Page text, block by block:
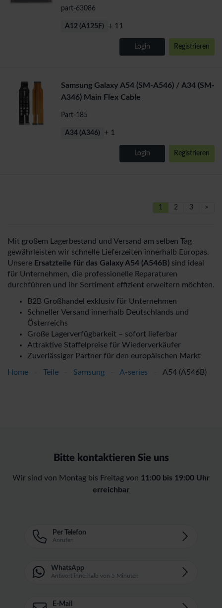
part-63086
A12 (A125F) + 11
Login Registrieren
Samsung Galaxy A54 (SM-A546) / A34 (SM-
A346) Main Flex Cable
Part-185
A34 (A346) + 1
Login Registrieren
1 2 3 >
Mit großem Lagerbestand und Versand am selben Tag
gewährleisten wir schnelle Lieferzeiten innerhalb Europas.
Unsere Ersatzteile für das Galaxy A54 (A546B) sind ideal
für Unternehmen, die professionelle Reparaturen
durchführen und ihr Sortiment effizient erweitern möchten.
B2B Großhandel exklusiv für Unternehmen
Schneller Versand innerhalb Deutschlands und
Österreichs
Große Lagerverfügbarkeit – sofort lieferbar
Attraktive Staffelpreise für Wiederverkäufer
Zuverlässiger Partner für den europäischen Markt
Home Teile Samsung A-series A54 (A546B)
Bitte kontaktieren Sie uns
Wir sind von Montag bis Freitag von 11:00 bis 19:00 Uhr
erreichbar
Per Telefon
Anrufen
WhatsApp
Antwort innerhalb von 5 Minuten
E-Mail